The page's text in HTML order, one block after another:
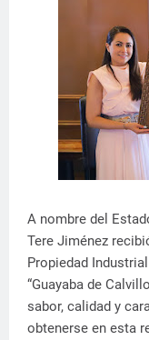
A nombre del
Tere Jiménez
Propiedad
“Guayaba de
sabor, calidad y
obtenerse en esta